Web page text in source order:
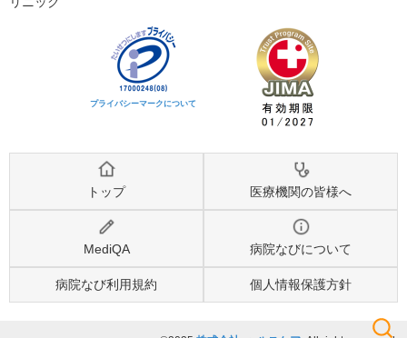
プライバシーマークについて
トップ 医療機関の皆様へ
MediQA 病院なびについて
病院なび利用規約 個人情報保護方針